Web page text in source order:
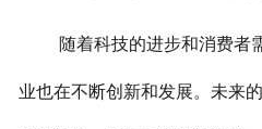
随着科技的进步和消费者
业也在不断创新和发展。未来